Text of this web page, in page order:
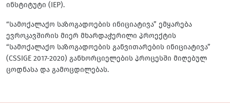
ინსტიტუტი (IEP).
“სამოქალაქო საზოგადოების ინიციატივა” ემყარება
ევროკავშირის მიერ მხარდაჭერილი პროექტის
“სამოქალაქო საზოგადოების განვითარების ინიციატივა”
(CSSIGE 2017-2020) განხორციელების პროცესში მიღებულ
ცოდნასა და გამოცდილებას.